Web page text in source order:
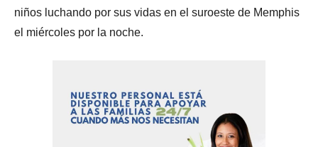
niños luchando por sus vidas en el suroeste de Memphis
el miércoles por la noche.